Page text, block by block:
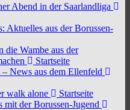
Abend in der Saarlandliga
Aktuelles aus der Borussen-
die Wambe aus der
Startseite
News aus dem Ellenfeld
walk alone
Startseite
mit der Borussen-Jugend